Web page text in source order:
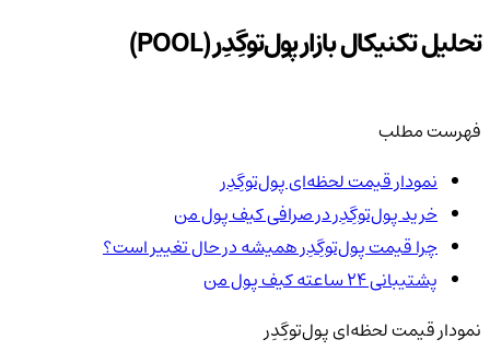
تحلیل تکنیکال بازار پول‌توگِدِر (POOL)
فهرست مطلب
نمودار قیمت لحظه‌ای پول‌توگِدِر
خرید پول‌توگِدِر در صرافی کیف پول من
چرا قیمت پول‌توگِدِر همیشه در حال تغییر است؟
پشتیبانی ۲۴ ساعته کیف پول من
نمودار قیمت لحظه‌ای پول‌توگِدِر